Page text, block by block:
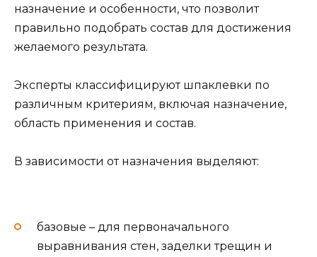
назначение и особенности, что позволит
правильно подобрать состав для достижения
желаемого результата.
Эксперты классифицируют шпаклевки по
различным критериям, включая назначение,
область применения и состав.
В зависимости от назначения выделяют:
базовые – для первоначального
выравнивания стен, заделки трещин и